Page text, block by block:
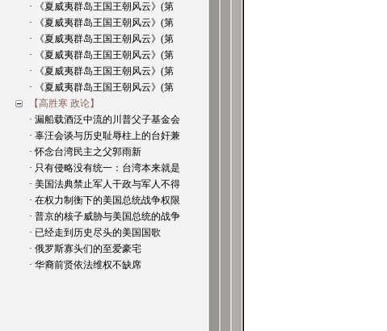
· 《夏威夷群岛王国王朝风云》(第
· 《夏威夷群岛王国王朝风云》(第
· 《夏威夷群岛王国王朝风云》(第
· 《夏威夷群岛王国王朝风云》(第
· 《夏威夷群岛王国王朝风云》(第
· 《夏威夷群岛王国王朝风云》(第
【高胜寒 政论】
· 漏船载酒泛中流的川普父子基金会
· 辜汪会谈与历史耻辱柱上的台奸兼
· 怀念台湾民主之父郭雨新
· 只有侵略没有统一：台湾本来就是
· 美国法典禁止军人干政与军人不得
· 在权力制衡下的美国总统战争权限
· 普京的核子威胁与美国总统的战争
· 已经走到历史尽头的美国国歌
· 俄罗斯寡头们的至爱豪宅
· 华裔前贤依法维权不缺席